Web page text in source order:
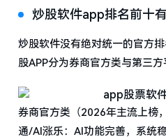
炒股软件app排名前十
炒股软件没有绝对统一的官方
股APP分为券商官方类与第三方
券商官方类（2026年主流上榜
通/AI涨乐：AI功能完善，系统